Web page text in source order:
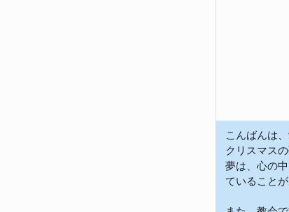
こんばんは
クリスマス
夢は、心の
ていることが